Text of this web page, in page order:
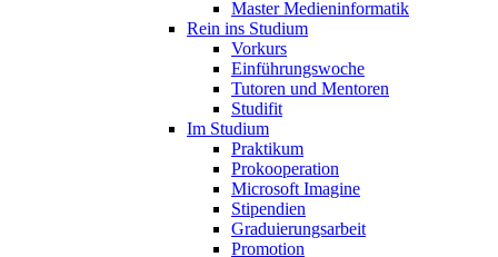
Master Medieninformatik
Rein ins Studium
Vorkurs
Einführungswoche
Tutoren und Mentoren
Studifit
Im Studium
Praktikum
Prokooperation
Microsoft Imagine
Stipendien
Graduierungsarbeit
Promotion